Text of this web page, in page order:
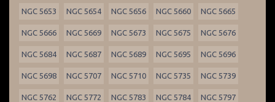
NGC 5653 NGC 5654 NGC 5656 NGC 5660 NGC 5665
NGC 5666 NGC 5669 NGC 5673 NGC 5675 NGC 5676
NGC 5684 NGC 5687 NGC 5689 NGC 5695 NGC 5696
NGC 5698 NGC 5707 NGC 5710 NGC 5735 NGC 5739
NGC 5762 NGC 5772 NGC 5783 NGC 5784 NGC 5797